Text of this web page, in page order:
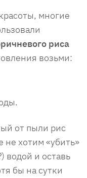
многие
риса
возьми:
от пыли рис
хотим «убить»
водой и оставь
бы на сутки